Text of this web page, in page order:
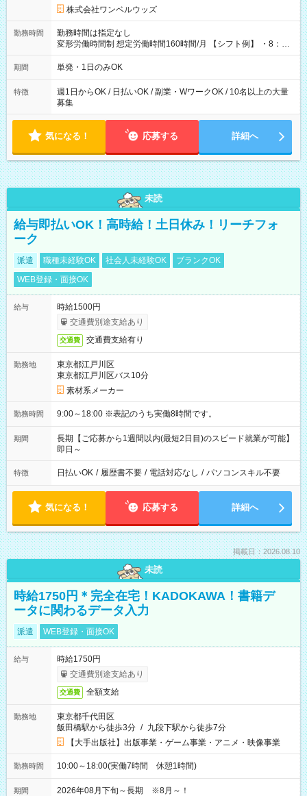
株式会社ワンベルウッズ
勤務時間
勤務時間は指定なし
変形労働時間制 想定労働時間160時間/月 【シフト例】 ・8：00
～21：00
期間 単発・1日のみOK
特徴
週1日からOK / 日払いOK / 副業・WワークOK / 10名以上の大量
募集
気になる！ 応募する 詳細へ
未読
給与即払いOK！高時給！土日休み！リーチフォ
ーク
派遣 職種未経験OK 社会人未経験OK
ブランクOK
WEB登録・面接OK
給与
時給1500円
交通費別途支給あり
交通費 交通費支給有り
勤務地
東京都江戸川区
東京都江戸川区バス10分
素材系メーカー
勤務時間 9:00～18:00 ※表記のうち実働8時間です。
期間
長期【ご応募から1週間以内(最短2日目)のスピード就業が可能】
即日～
特徴 日払いOK / 履歴書不要 / 電話対応なし / パソコンスキル不要
気になる！ 応募する 詳細へ
掲載日：2026.08.10
未読
時給1750円＊完全在宅！KADOKAWA！書籍デ
ータに関わるデータ入力
派遣 WEB登録・面接OK
給与
時給1750円
交通費別途支給あり
交通費 全額支給
勤務地
東京都千代田区
飯田橋駅から徒歩3分 / 九段下駅から徒歩7分
【大手出版社】出版事業・ゲーム事業・アニメ・映像事業
勤務時間 10:00～18:00(実働7時間 休憩1時間)
期間 2026年08月下旬～長期 ※8月～！